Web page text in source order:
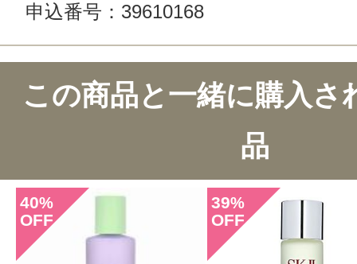
申込番号：39610168
このコスメのレビューを書いて
この商品と一緒に購入さ
品
40%
OFF
39%
OFF